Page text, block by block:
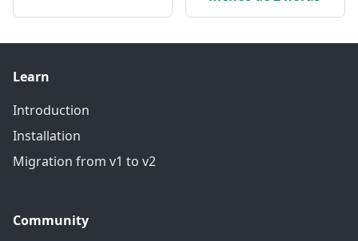
Learn
Introduction
Installation
Migration from v1 to v2
Community